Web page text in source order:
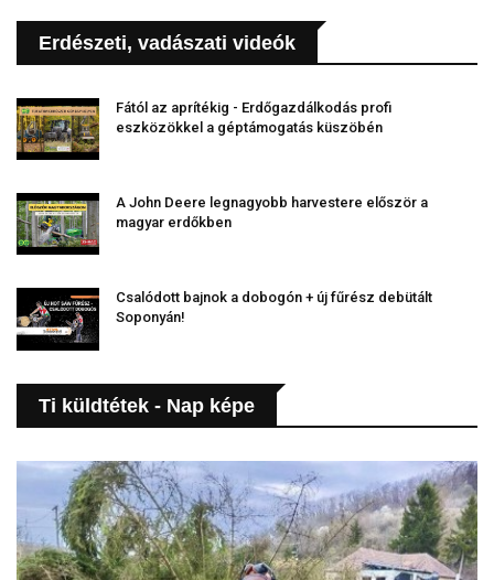
Erdészeti, vadászati videók
Fától az aprítékig - Erdőgazdálkodás profi
eszközökkel a géptámogatás küszöbén
A John Deere legnagyobb harvestere először a
magyar erdőkben
Csalódott bajnok a dobogón + új fűrész debütált
Soponyán!
Ti küldtétek - Nap képe